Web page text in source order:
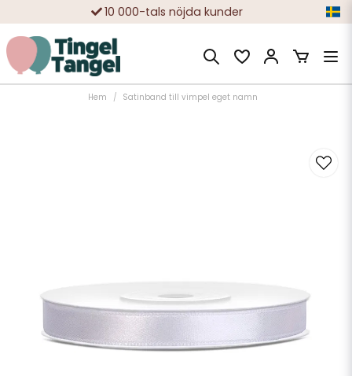
10 000-tals nöjda kunder
Hem Satinband till vimpel eget namn